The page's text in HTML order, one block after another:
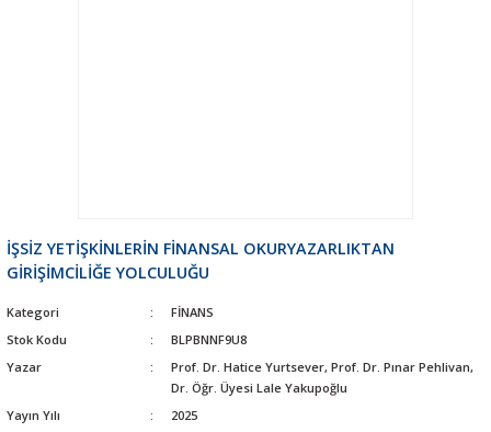
İŞSİZ YETİŞKİNLERİN FİNANSAL OKURYAZARLIKTAN
GİRİŞİMCİLİĞE YOLCULUĞU
Kategori
FİNANS
Stok Kodu
BLPBNNF9U8
Yazar
Prof. Dr. Hatice Yurtsever, Prof. Dr. Pınar Pehlivan,
Dr. Öğr. Üyesi Lale Yakupoğlu
Yayın Yılı
2025